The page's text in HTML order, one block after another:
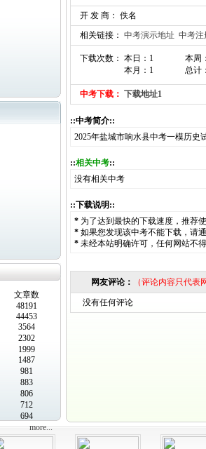
文章数
48191
44453
3564
2302
1999
1487
981
883
806
712
694
more...
开 发 商： 佚名
相关链接： 中考演示地址 中考注
下载次数： 本日：1
本月：1
本周
总计
中考下载： 下载地址1
::中考简介::
2025年盐城市响水县中考一模历史
::相关中考::
没有相关中考
::下载说明::
* 为了达到最快的下载速度，推荐
* 如果您发现该中考不能下载，请
* 未经本站明确许可，任何网站不
网友评论： （评论内容只代
没有任何评论